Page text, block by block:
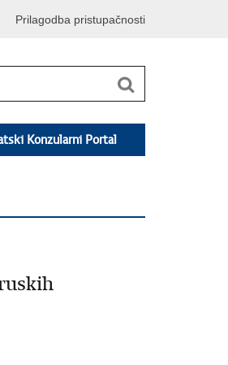
Prilagodba pristupačnosti
Konzularni Portal